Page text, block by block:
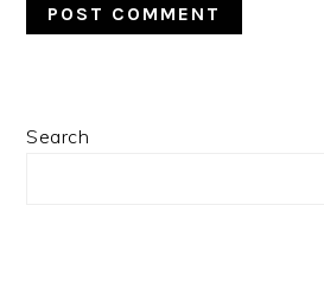
PRIMARY
Search